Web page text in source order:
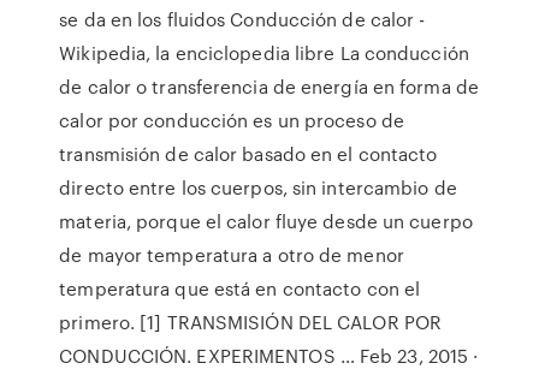
se da en los fluidos Conducción de calor -
Wikipedia, la enciclopedia libre La conducción
de calor o transferencia de energía en forma de
calor por conducción es un proceso de
transmisión de calor basado en el contacto
directo entre los cuerpos, sin intercambio de
materia, porque el calor fluye desde un cuerpo
de mayor temperatura a otro de menor
temperatura que está en contacto con el
primero. [1] TRANSMISIÓN DEL CALOR POR
CONDUCCIÓN. EXPERIMENTOS … Feb 23, 2015 ·